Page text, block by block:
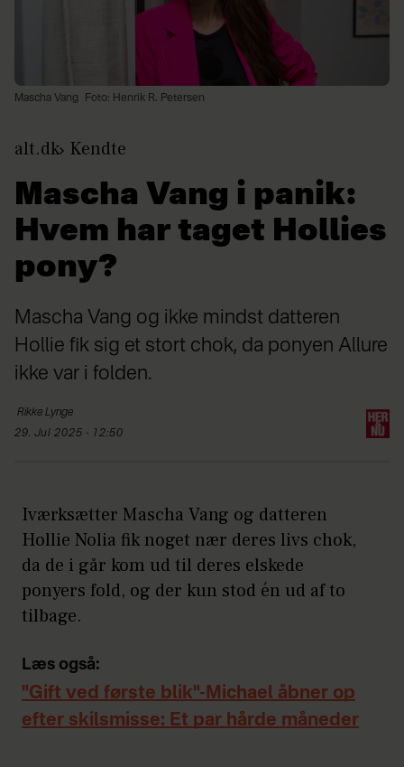
Mascha Vang Foto: Henrik R. Petersen
alt.dk Kendte
Mascha Vang i panik:
Hvem har taget Hollies
pony?
Mascha Vang og ikke mindst datteren
Hollie fik sig et stort chok, da ponyen Allure
ikke var i folden.
Rikke Lynge
29. Jul 2025 - 12:50
Iværksætter Mascha Vang og datteren
Hollie Nolia fik noget nær deres livs chok,
da de i går kom ud til deres elskede
ponyers fold, og der kun stod én ud af to
tilbage.
Læs også:
"Gift ved første blik"-Michael åbner op
efter skilsmisse: Et par hårde måneder